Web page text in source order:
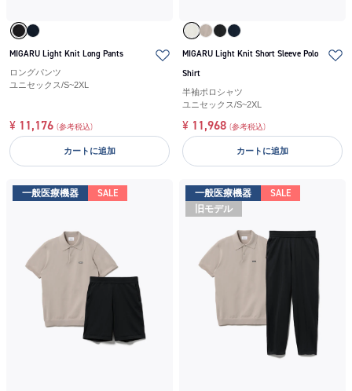
MIGARU Light Knit Long Pants
ロングパンツ
ユニセックス/S~2XL
¥ 11,176 (参考税込)
カートに追加
MIGARU Light Knit Short Sleeve Polo
Shirt
半袖ポロシャツ
ユニセックス/S~2XL
¥ 11,968 (参考税込)
カートに追加
一般医療機器 SALE 一般医療機器
SALE
旧モデル